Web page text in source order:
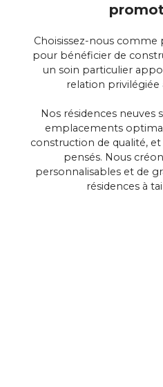
Choisissez-nous
pour bénéficier de
un soin particulier
relation privilégiée
Nos résidences neuves
emplacements
construction de qualité,
pensés. Nous
personnalisables et de
résidences à